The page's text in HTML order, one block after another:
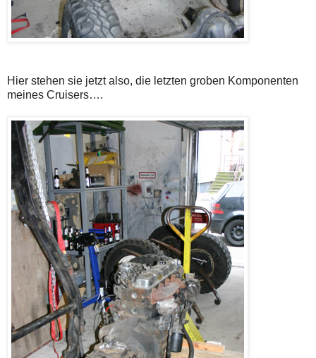
Hier stehen sie jetzt also, die letzten groben Komponenten
meines Cruisers….